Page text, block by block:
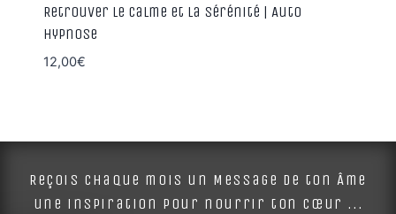
Retrouver le calme et la sérénité | Auto
hypnose
12,00€
Reçois chaque mois un Message de ton Âme
une inspiration pour nourrir ton cœur ...